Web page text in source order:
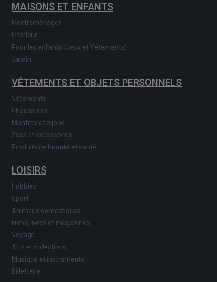
MAISONS ET ENFANTS
Electroménager
Intérieur
Pour les enfants (Jeux et Vêtements)
Jardin
VÊTEMENTS ET OBJETS PERSONNELS
Vêtements
Chaussures
Montres et bijoux
Sacs et accessoires
Produits de beauté et santé
LOISIRS
Hobbies
Sport
Animaux domestiques
Films, livres et magazines
Voyage
Arts et collections
Musique et instruments
Billetterie